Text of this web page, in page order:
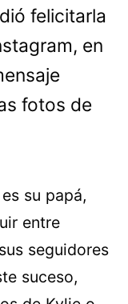
felicitarla
en
fotos de
su papá,
entre
seguidores
suceso,